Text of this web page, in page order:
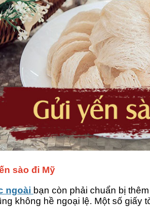
sào đi Mỹ
ngoài bạn còn phải chuẩn bị
không hề ngoại lệ. Một số giấy